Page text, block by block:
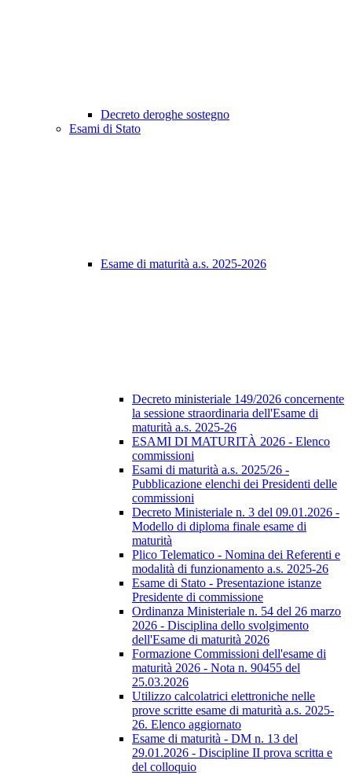
Decreto deroghe sostegno
Esami di Stato
Esame di maturità a.s. 2025-2026
Decreto ministeriale 149/2026 concernente
la sessione straordinaria dell'Esame di
maturità a.s. 2025-26
ESAMI DI MATURITÀ 2026 - Elenco
commissioni
Esami di maturità a.s. 2025/26 -
Pubblicazione elenchi dei Presidenti delle
commissioni
Decreto Ministeriale n. 3 del 09.01.2026 -
Modello di diploma finale esame di
maturità
Plico Telematico - Nomina dei Referenti e
modalità di funzionamento a.s. 2025-26
Esame di Stato - Presentazione istanze
Presidente di commissione
Ordinanza Ministeriale n. 54 del 26 marzo
2026 - Disciplina dello svolgimento
dell'Esame di maturità 2026
Formazione Commissioni dell'esame di
maturità 2026 - Nota n. 90455 del
25.03.2026
Utilizzo calcolatrici elettroniche nelle
prove scritte esame di maturità a.s. 2025-
26. Elenco aggiornato
Esame di maturità - DM n. 13 del
29.01.2026 - Discipline II prova scritta e
del colloquio